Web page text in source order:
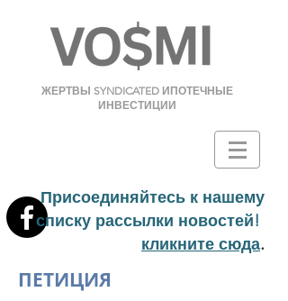
ЖЕРТВЫ SYNDICATED ИПОТЕЧНЫЕ
ИНВЕСТИЦИИ
Присоединяйтесь к нашему
списку рассылки новостей!
кликните сюда.
ПЕТИЦИЯ